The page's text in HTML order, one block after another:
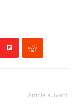
Article suivant